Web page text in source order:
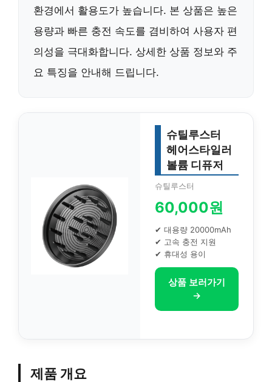
환경에서 활용도가 높습니다. 본 상품은 높은
용량과 빠른 충전 속도를 겸비하여 사용자 편
의성을 극대화합니다. 상세한 상품 정보와 주
요 특징을 안내해 드립니다.
슈틸루스터
헤어스타일러
볼륨 디퓨저
슈틸루스터
60,000원
✔ 대용량 20000mAh
✔ 고속 충전 지원
✔ 휴대성 용이
상품 보러가기
→
제품 개요